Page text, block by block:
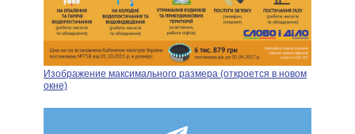
Изображение максимального размера (откроется в новом
окне)